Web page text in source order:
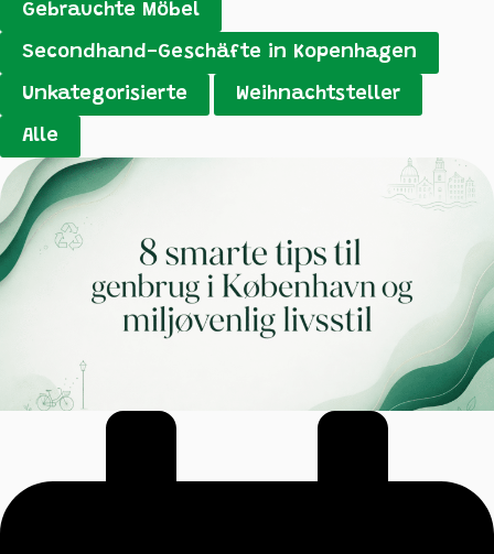
Gebrauchte Möbel
Secondhand-Geschäfte in Kopenhagen
Unkategorisierte Weihnachtsteller
Alle